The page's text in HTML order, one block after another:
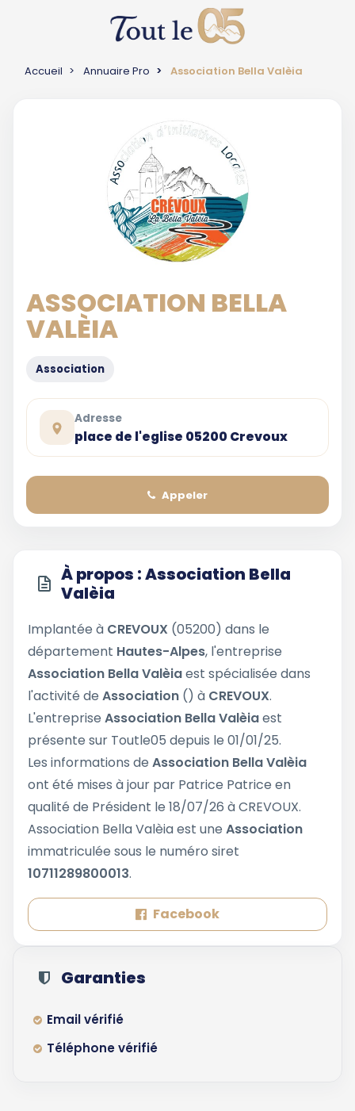
Accueil Annuaire Pro Association Bella Valèia
ASSOCIATION BELLA
VALÈIA
Association
Adresse
place de l'eglise 05200 Crevoux
Appeler
À propos : Association Bella
Valèia
Implantée à CREVOUX (05200) dans le
département Hautes-Alpes, l'entreprise
Association Bella Valèiaest spécialisée dans
l'activité de Association () à CREVOUX.
L'entreprise Association Bella Valèiaest
présente sur Toutle05 depuis le 01/01/25.
Les informations de Association Bella Valèia
ont été mises à jour par Patrice Patrice en
qualité de Président le 18/07/26 à CREVOUX.
Association Bella Valèia est une Association
immatriculée sous le numéro siret
10711289800013.
Facebook
Garanties
Email vérifié
Téléphone vérifié